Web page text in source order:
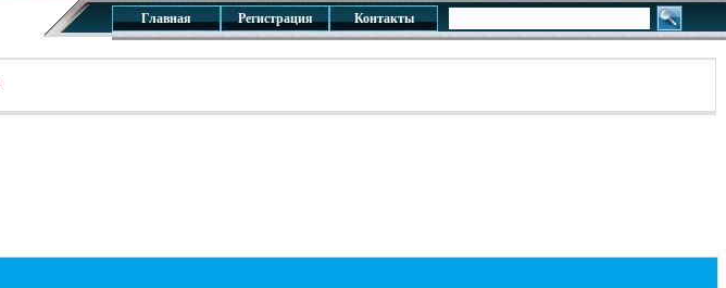
Главная Регистрация Контакты